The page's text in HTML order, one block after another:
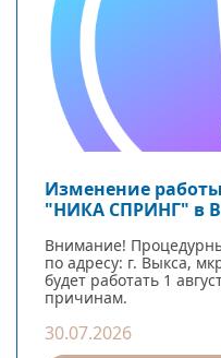
Изменение
"НИКА СПРИНГ" в
Внимание!
по адресу: г. Выкса,
будет работать 1
причинам.
30.07.2026